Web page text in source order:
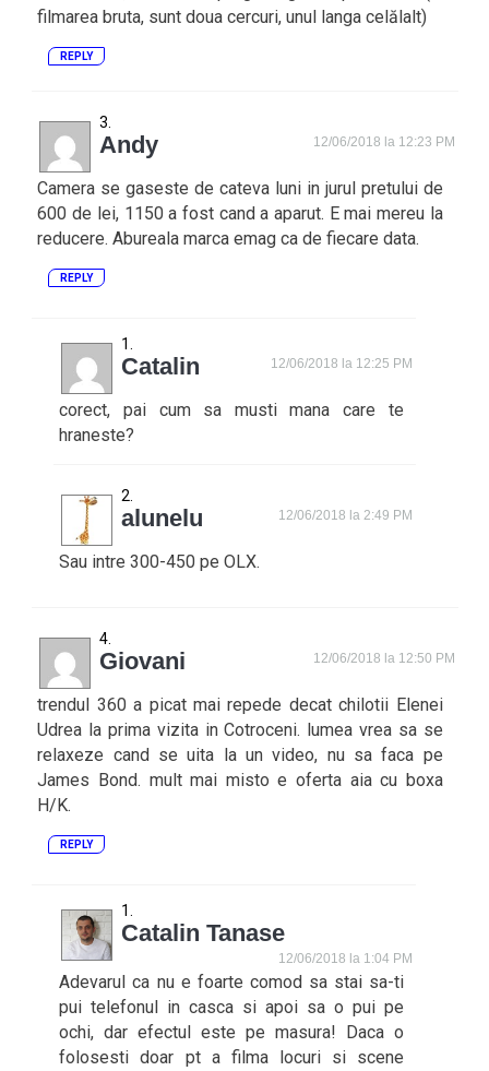
filmarea bruta, sunt doua cercuri, unul langa celălalt)
REPLY
Andy 12/06/2018 la 12:23 PM
Camera se gaseste de cateva luni in jurul pretului de
600 de lei, 1150 a fost cand a aparut. E mai mereu la
reducere. Abureala marca emag ca de fiecare data.
REPLY
Catalin 12/06/2018 la 12:25 PM
corect, pai cum sa musti mana care te
hraneste?
alunelu 12/06/2018 la 2:49 PM
Sau intre 300-450 pe OLX.
Giovani 12/06/2018 la 12:50 PM
trendul 360 a picat mai repede decat chilotii Elenei
Udrea la prima vizita in Cotroceni. lumea vrea sa se
relaxeze cand se uita la un video, nu sa faca pe
James Bond. mult mai misto e oferta aia cu boxa
H/K.
REPLY
Catalin Tanase
12/06/2018 la 1:04 PM
Adevarul ca nu e foarte comod sa stai sa-ti
pui telefonul in casca si apoi sa o pui pe
ochi, dar efectul este pe masura! Daca o
folosesti doar pt a filma locuri si scene